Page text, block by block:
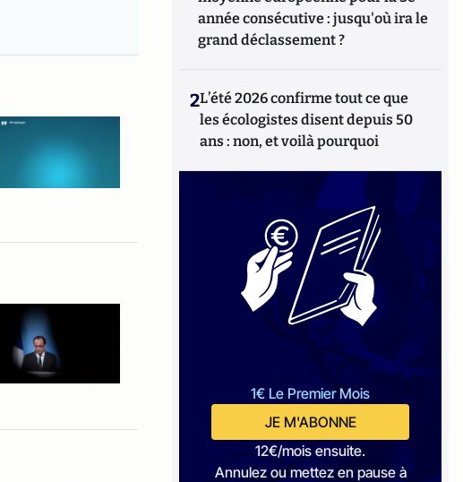
année consécutive : jusqu'où ira le
grand déclassement ?
2L’été 2026 confirme tout ce que
les écologistes disent depuis 50
ans : non, et voilà pourquoi
1€ Le Premier Mois
JE M'ABONNE
12€/mois ensuite.
Annulez ou mettez en pause à